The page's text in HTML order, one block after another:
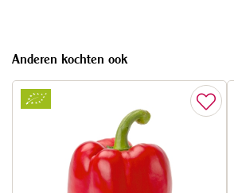
Anderen kochten ook